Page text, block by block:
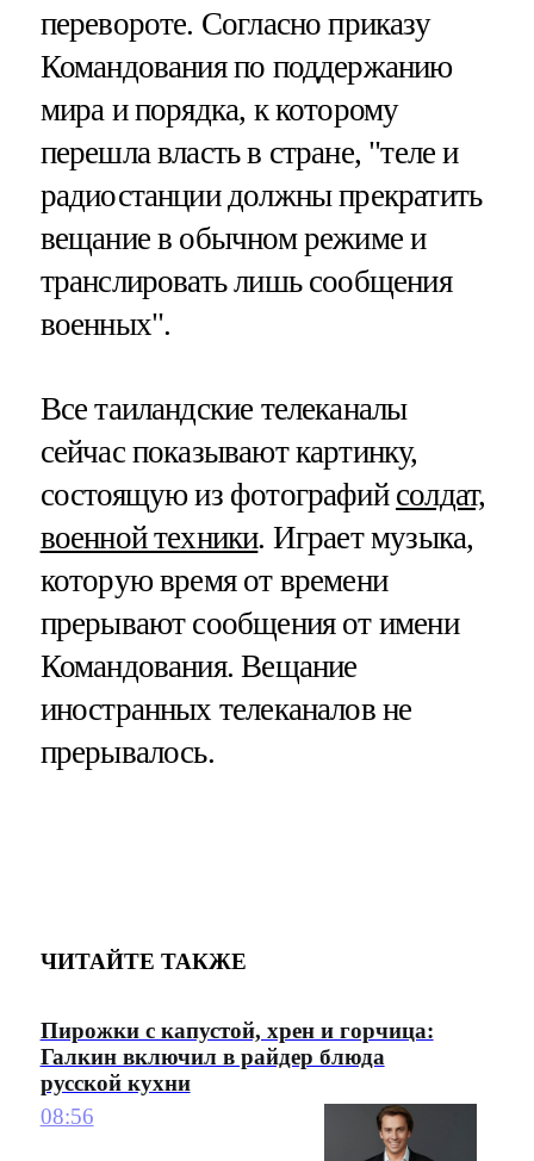
перевороте. Согласно приказу
Командования по поддержанию
мира и порядка, к которому
перешла власть в стране, "теле и
радиостанции должны прекратить
вещание в обычном режиме и
транслировать лишь сообщения
военных".
Все таиландские телеканалы
сейчас показывают картинку,
состоящую из фотографий солдат,
военной техники. Играет музыка,
которую время от времени
прерывают сообщения от имени
Командования. Вещание
иностранных телеканалов не
прерывалось.
ЧИТАЙТЕ ТАКЖЕ
Пирожки с капустой, хрен и горчица:
Галкин включил в райдер блюда
русской кухни
08:56